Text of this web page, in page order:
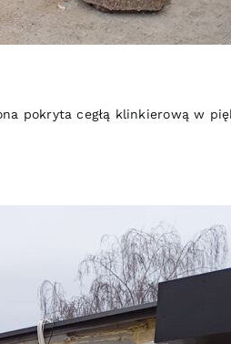
pokryta cegłą klinkierową w